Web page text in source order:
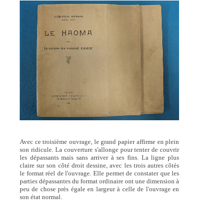
Avec ce troisième ouvrage, le grand papier affirme en plein
son ridicule. La couverture s'allonge pour tenter de couvrir
les dépassants mais sans arriver à ses fins. La ligne plus
claire sur son côté droit dessine, avec les trois autres côtés
le format réel de l'ouvrage. Elle permet de constater que les
parties dépassantes du format ordinaire ont une dimension à
peu de chose près égale en largeur à celle de l'ouvrage en
son état normal.